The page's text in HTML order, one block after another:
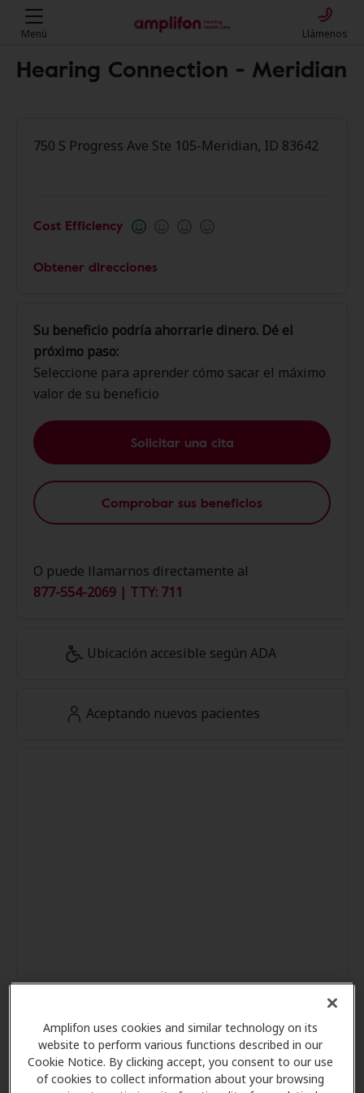
Amplifon uses cookies and similar technology on its
website to perform various functions described in our
Cookie Notice. By clicking accept, you consent to our use
of cookies to collect information about your browsing
Menú Llámenos
Hearing Connection - Meridian
750 S Progress Ave Ste 105-Meridian, ID 83642
Cost Efficiency
Obtener direcciones
Su beneficio podría ahorrarle dinero. Dé el
próximo paso:
Seleccione para aprender cómo sacar el máximo
valor de su beneficio
Solicitar una cita
Comprobar sus beneficios
O puede llamarnos directamente al
877-554-2069 | TTY: 711
Ubicación accesible según ADA
Aceptando nuevos pacientes